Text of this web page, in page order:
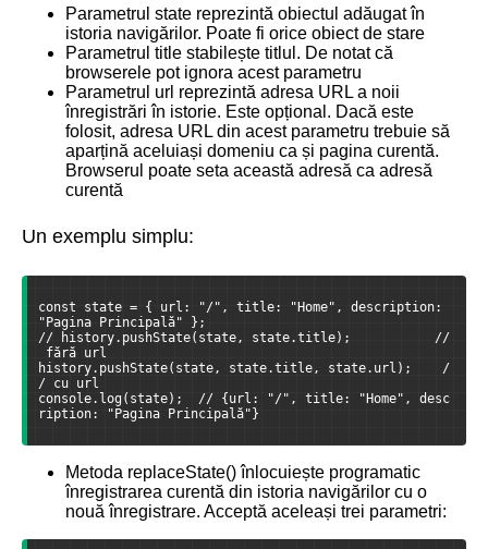
Parametrul state reprezintă obiectul adăugat în
istoria navigărilor. Poate fi orice obiect de stare
Parametrul title stabilește titlul. De notat că
browserele pot ignora acest parametru
Parametrul url reprezintă adresa URL a noii
înregistrări în istorie. Este opțional. Dacă este
folosit, adresa URL din acest parametru trebuie să
aparțină aceluiași domeniu ca și pagina curentă.
Browserul poate seta această adresă ca adresă
curentă
Un exemplu simplu:
const state = { url: "/", title: "Home", description:
"Pagina Principală" };
// history.pushState(state, state.title);           //
fără url
history.pushState(state, state.title, state.url);    /
/ cu url
console.log(state);  // {url: "/", title: "Home", desc
ription: "Pagina Principală"}
Metoda replaceState() înlocuiește programatic
înregistrarea curentă din istoria navigărilor cu o
nouă înregistrare. Acceptă aceleași trei parametri: